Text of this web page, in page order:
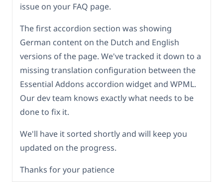
issue on your FAQ page.
The first accordion section was showing
German content on the Dutch and English
versions of the page. We've tracked it down to a
missing translation configuration between the
Essential Addons accordion widget and WPML.
Our dev team knows exactly what needs to be
done to fix it.
We'll have it sorted shortly and will keep you
updated on the progress.
Thanks for your patience